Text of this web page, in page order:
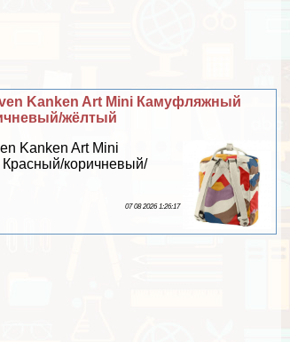
Kanken Art Mini Камуфляжный
жёлтый
Kanken Art Mini
коричневый/
07 08 2026 1:26:17